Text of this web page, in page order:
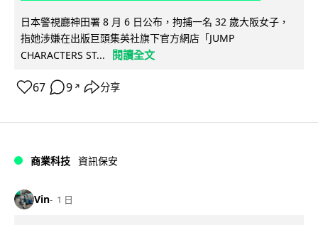
日本警視廳神田署 8 月 6 日公布，拘捕一名 32 歲大阪女子，
指她涉嫌在出版巨頭集英社旗下官方網店「JUMP
CHARACTERS ST...
閱讀全文
67 9 ↗ 分享
商業科技 資訊保安
Vin 1 日